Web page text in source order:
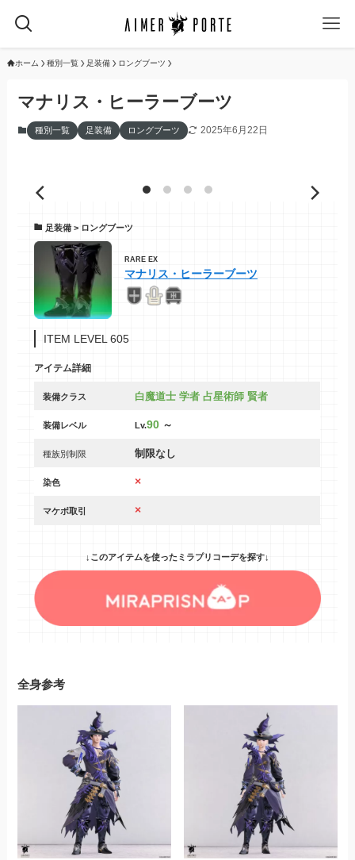
ホーム 種別一覧 足装備 ロングブーツ
マナリス・ヒーラーブーツ
種別一覧 足装備 ロングブーツ 2025年6月22日
足装備 > ロングブーツ
RARE EX
マナリス・ヒーラーブーツ
ITEM LEVEL 605
アイテム詳細
装備クラス 白魔道士 学者 占星術師 賢者
装備レベル Lv.90～
種族別制限 制限なし
染色 ×
マケボ取引 ×
↓このアイテムを使ったミラプリコーデを探す↓
全身参考